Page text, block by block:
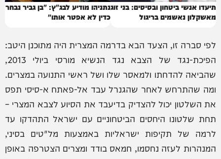
תיעדו אנשי ביטחון ובסיסים: בני זוג
מאשקלון נאשמים בריגול
נתניהו מודיע לבג"ץ: "בן גביר נבחר
כדין לא אפטר אותו"
לפי סברה זו, הצעד הבא בדרמה המצרית היה מתוכנן היטב:
הפיכת-נגד של הצבא נגד הנשיא מורסי ביולי 2013,
שהביאה להדחתו ולמאסר שלו ושל ראשי התנועה במצרים.
ומה שהתרחש לאחר שהגנרל עבד אל-פאתח א-סיסי תפס
את השלטון יכול להצדיק בדיעבד את הסיוע לצבא המצרי –
תחת שלטונו היחסים הביטחוניים עם ישראל התהדקו עד
לרמה של תקיפות ישראליות באמצעות מל"טים בסיני,
המנהרות לעזה נחסמו, חמאס בודד ומצרים הצטרפה באופן